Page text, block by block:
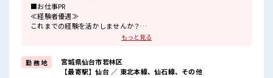
■お仕事PR
≪経験者優遇≫
これまでの経験を活かしませんか？
≪適度な残業でお給料UP≫
残業は月20時間未満で、
ほどよく稼げます♪
もっと見る
勤 務 地
宮城県仙台市若林区
【最寄駅】仙台 ／ 東北本線、仙石線、その他